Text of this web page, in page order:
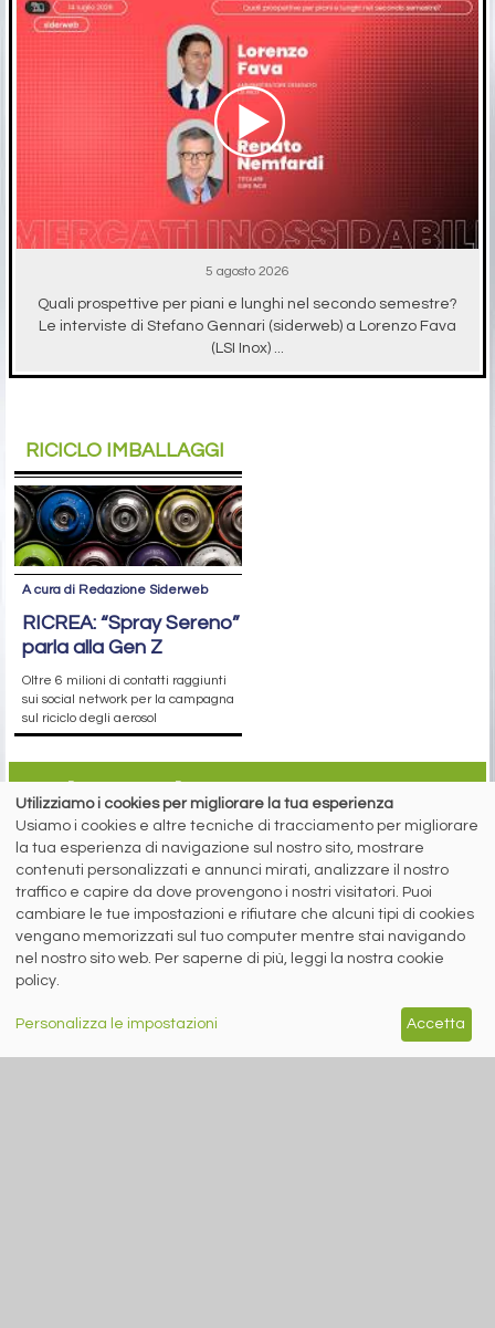
5 agosto 2026
Quali prospettive per piani e lunghi nel secondo semestre?
Le interviste di Stefano Gennari (siderweb) a Lorenzo Fava
(LSI Inox) ...
RICICLO IMBALLAGGI
A cura di Redazione Siderweb
RICREA: “Spray Sereno”
parla alla Gen Z
Oltre 6 milioni di contatti raggiunti
sui social network per la campagna
sul riciclo degli aerosol
siderweb
LA COMMUNITY DELL'ACCIAIO
Siderweb S.p.A. SB Società del gruppo Morandi Group s.r.l.
ISSN 2532 -2982
Sede sociale: Flero (Brescia) Via Don Milani 5
T. +39 030 254 00 06
E. info@siderweb.com
Tutti i diritti sono riservati
Utilizziamo i cookies per migliorare la tua esperienza
Usiamo i cookies e altre tecniche di tracciamento per migliorare
la tua esperienza di navigazione sul nostro sito, mostrare
contenuti personalizzati e annunci mirati, analizzare il nostro
traffico e capire da dove provengono i nostri visitatori. Puoi
cambiare le tue impostazioni e rifiutare che alcuni tipi di cookies
vengano memorizzati sul tuo computer mentre stai navigando
nel nostro sito web. Per saperne di più, leggi la nostra cookie
policy.
Personalizza le impostazioni Accetta